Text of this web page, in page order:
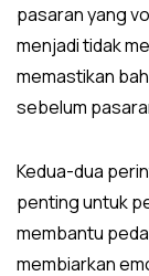
pasaran yang
menjadi tidak
memastikan
sebelum
Kedua-dua
penting untuk
membantu
membiarkan